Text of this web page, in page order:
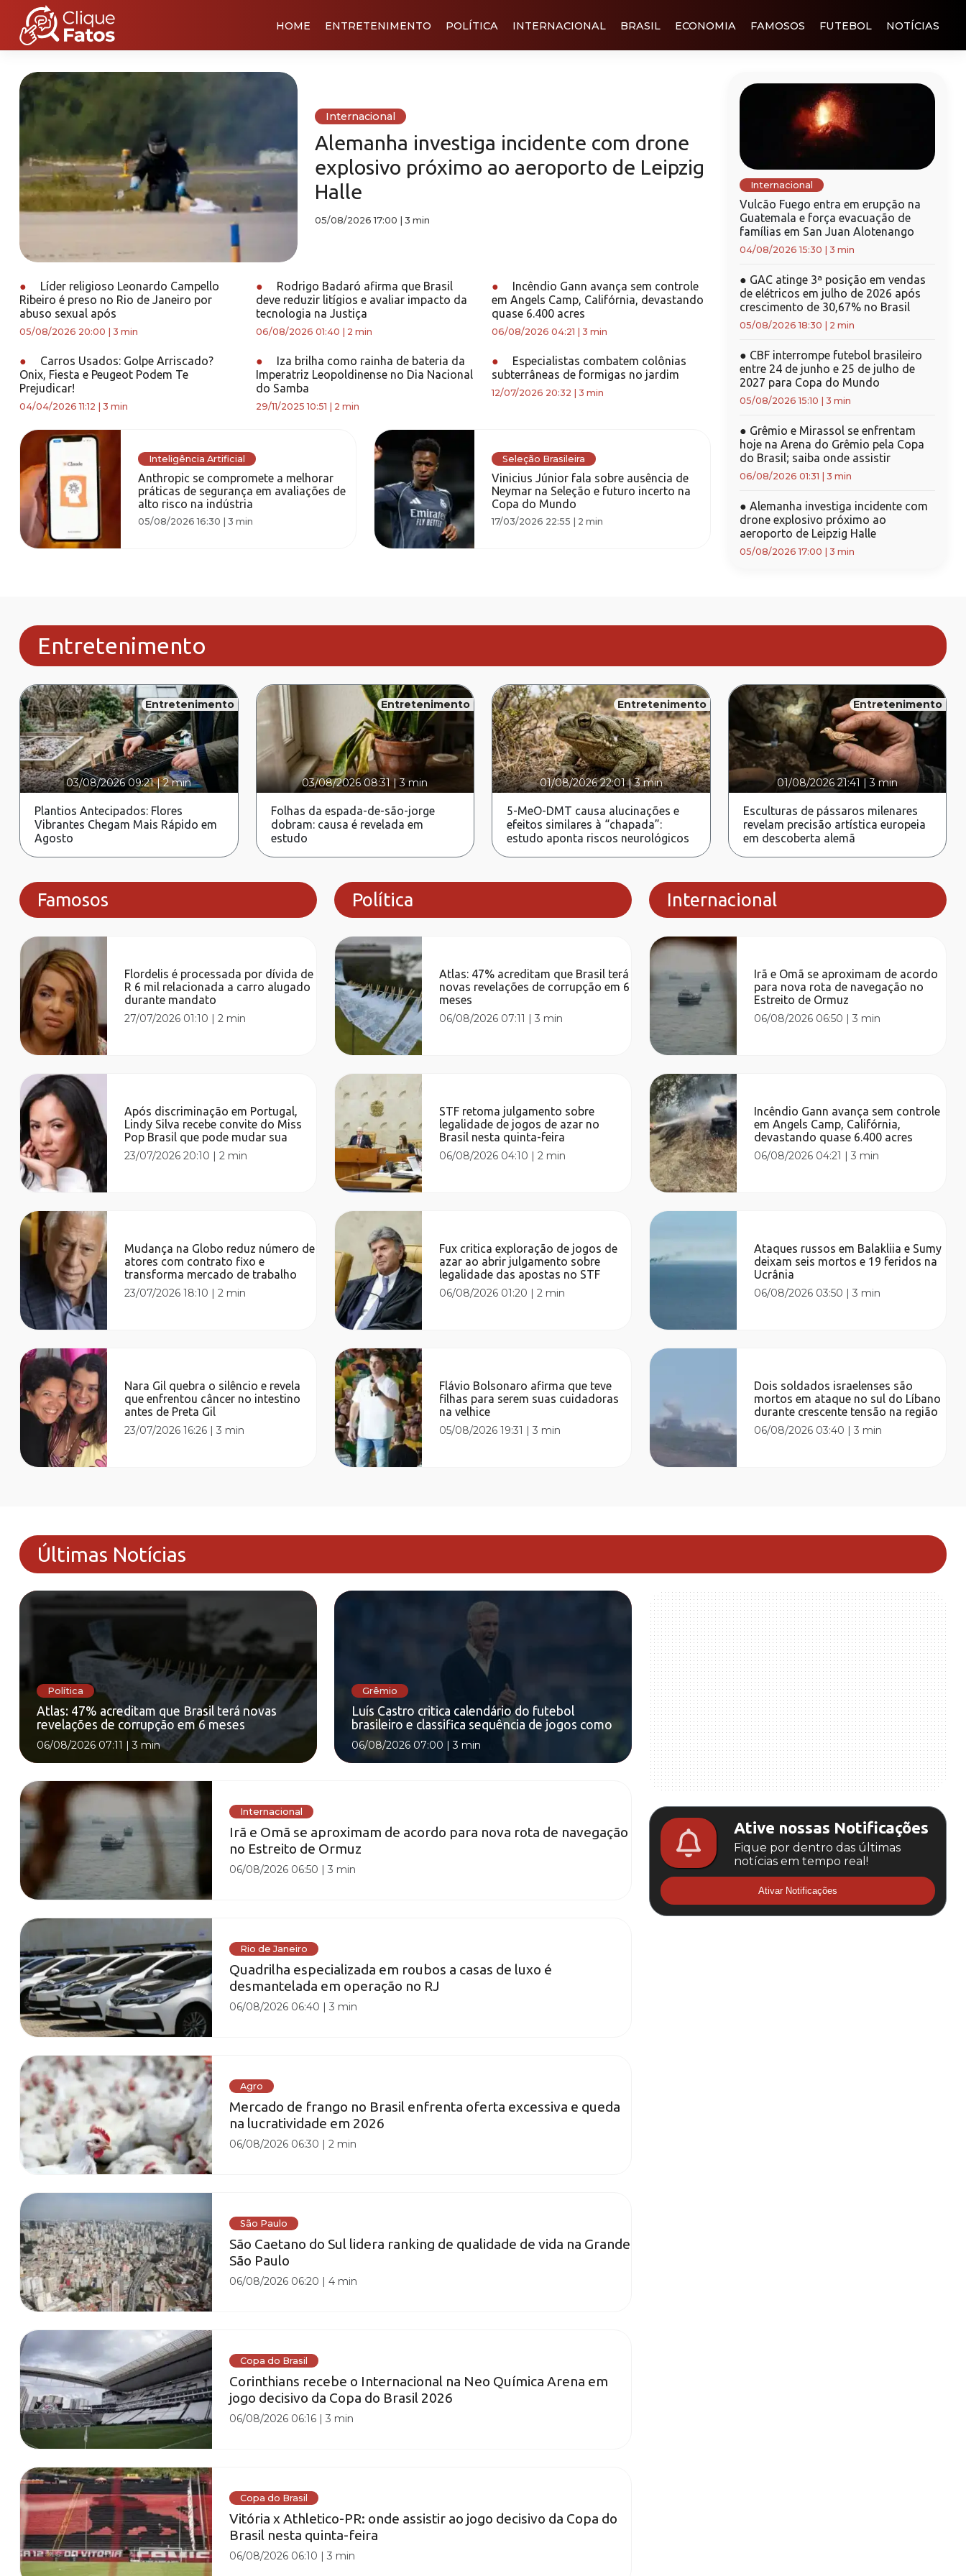
HOME ENTRETENIMENTO POLÍTICA INTERNACIONAL BRASIL ECONOMIA FAMOSOS FUTEBOL NOTÍCIAS
Internacional
Alemanha investiga incidente com drone
explosivo próximo ao aeroporto de Leipzig
Halle
05/08/2026 17:00 3 min
●
Líder religioso Leonardo Campello
Ribeiro é preso no Rio de Janeiro por
abuso sexual após
05/08/2026 20:00 3 min
●
Rodrigo Badaró afirma que Brasil
deve reduzir litígios e avaliar impacto da
tecnologia na Justiça
06/08/2026 01:40 2 min
●
Incêndio Gann avança sem controle
em Angels Camp, Califórnia, devastando
quase 6.400 acres
06/08/2026 04:21 3 min
●
Carros Usados: Golpe Arriscado?
Onix, Fiesta e Peugeot Podem Te
Prejudicar!
04/04/2026 11:12 3 min
●
Iza brilha como rainha de bateria da
Imperatriz Leopoldinense no Dia Nacional
do Samba
29/11/2025 10:51 2 min
●
Especialistas combatem colônias
subterrâneas de formigas no jardim
12/07/2026 20:32 3 min
Inteligência Artificial
Anthropic se compromete a melhorar
práticas de segurança em avaliações de
alto risco na indústria
05/08/2026 16:30 | 3 min
Seleção Brasileira
Vinicius Júnior fala sobre ausência de
Neymar na Seleção e futuro incerto na
Copa do Mundo
17/03/2026 22:55 | 2 min
Internacional
Vulcão Fuego entra em erupção na
Guatemala e força evacuação de
famílias em San Juan Alotenango
04/08/2026 15:30 3 min
● GAC atinge 3ª posição em vendas
de elétricos em julho de 2026 após
crescimento de 30,67% no Brasil
05/08/2026 18:30 2 min
● CBF interrompe futebol brasileiro
entre 24 de junho e 25 de julho de
2027 para Copa do Mundo
05/08/2026 15:10 3 min
● Grêmio e Mirassol se enfrentam
hoje na Arena do Grêmio pela Copa
do Brasil; saiba onde assistir
06/08/2026 01:31 3 min
● Alemanha investiga incidente com
drone explosivo próximo ao
aeroporto de Leipzig Halle
05/08/2026 17:00 3 min
Entretenimento
Entretenimento
03/08/2026 09:21|2 min
Plantios Antecipados: Flores
Vibrantes Chegam Mais Rápido em
Agosto
Entretenimento
03/08/2026 08:31|3 min
Folhas da espada-de-são-jorge
dobram: causa é revelada em
estudo
Entretenimento
01/08/2026 22:01|3 min
5-MeO-DMT causa alucinações e
efeitos similares à “chapada”:
estudo aponta riscos neurológicos
Entretenimento
01/08/2026 21:41 |3 min
Esculturas de pássaros milenares
revelam precisão artística europeia
em descoberta alemã
Famosos
Flordelis é processada por dívida de
R 6 mil relacionada a carro alugado
durante mandato
27/07/2026 01:10 |2 min
Após discriminação em Portugal,
Lindy Silva recebe convite do Miss
Pop Brasil que pode mudar sua
23/07/2026 20:10 |2 min
Mudança na Globo reduz número de
atores com contrato fixo e
transforma mercado de trabalho
23/07/2026 18:10 |2 min
Nara Gil quebra o silêncio e revela
que enfrentou câncer no intestino
antes de Preta Gil
23/07/2026 16:26 |3 min
Política
Atlas: 47% acreditam que Brasil terá
novas revelações de corrupção em 6
meses
06/08/2026 07:11 |3 min
STF retoma julgamento sobre
legalidade de jogos de azar no
Brasil nesta quinta-feira
06/08/2026 04:10 |2 min
Fux critica exploração de jogos de
azar ao abrir julgamento sobre
legalidade das apostas no STF
06/08/2026 01:20 |2 min
Flávio Bolsonaro afirma que teve
filhas para serem suas cuidadoras
na velhice
05/08/2026 19:31 |3 min
Internacional
Irã e Omã se aproximam de acordo
para nova rota de navegação no
Estreito de Ormuz
06/08/2026 06:50 |3 min
Incêndio Gann avança sem controle
em Angels Camp, Califórnia,
devastando quase 6.400 acres
06/08/2026 04:21 |3 min
Ataques russos em Balakliia e Sumy
deixam seis mortos e 19 feridos na
Ucrânia
06/08/2026 03:50 |3 min
Dois soldados israelenses são
mortos em ataque no sul do Líbano
durante crescente tensão na região
06/08/2026 03:40 |3 min
Últimas Notícias
Política
Atlas: 47% acreditam que Brasil terá novas
revelações de corrupção em 6 meses
06/08/2026 07:11 |3 min
Grêmio
Luís Castro critica calendário do futebol
brasileiro e classifica sequência de jogos como
06/08/2026 07:00 |3 min
Internacional
Irã e Omã se aproximam de acordo para nova rota de navegação
no Estreito de Ormuz
06/08/2026 06:50 |3 min
Rio de Janeiro
Quadrilha especializada em roubos a casas de luxo é
desmantelada em operação no RJ
06/08/2026 06:40 |3 min
Agro
Mercado de frango no Brasil enfrenta oferta excessiva e queda
na lucratividade em 2026
06/08/2026 06:30 |2 min
São Paulo
São Caetano do Sul lidera ranking de qualidade de vida na Grande
São Paulo
06/08/2026 06:20 |4 min
Copa do Brasil
Corinthians recebe o Internacional na Neo Química Arena em
jogo decisivo da Copa do Brasil 2026
06/08/2026 06:16 |3 min
Copa do Brasil
Vitória x Athletico-PR: onde assistir ao jogo decisivo da Copa do
Brasil nesta quinta-feira
06/08/2026 06:10 |3 min
Ative nossas Notificações
Fique por dentro das últimas
notícias em tempo real!
Ativar Notificações